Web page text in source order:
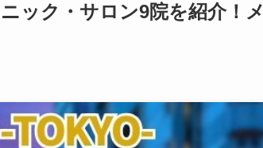
ック・サロン9院を紹介！メ